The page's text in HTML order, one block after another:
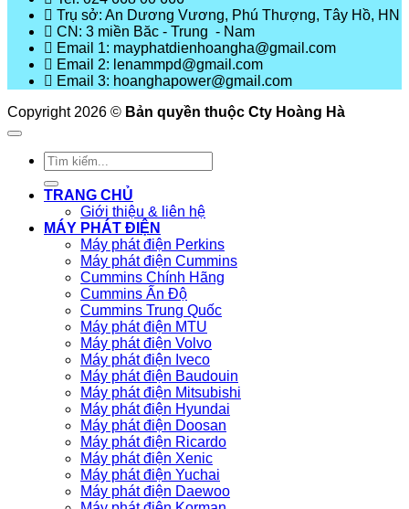
Trụ sở: An Dương Vương, Phú Thượng, Tây Hồ, HN
CN: 3 miền Băc - Trung - Nam
Email 1: mayphatdienhoangha@gmail.com
Email 2: lenammpd@gmail.com
Email 3: hoanghapower@gmail.com
Copyright 2026 © Bản quyền thuộc Cty Hoàng Hà
Tìm
kiếm:
TRANG CHỦ
Giới thiệu & liên hệ
MÁY PHÁT ĐIỆN
Máy phát điện Perkins
Máy phát điện Cummins
Cummins Chính Hãng
Cummins Ấn Độ
Cummins Trung Quốc
Máy phát điện MTU
Máy phát điện Volvo
Máy phát điện Iveco
Máy phát điện Baudouin
Máy phát điện Mitsubishi
Máy phát điện Hyundai
Máy phát điện Doosan
Máy phát điện Ricardo
Máy phát điện Xenic
Máy phát điện Yuchai
Máy phát điện Daewoo